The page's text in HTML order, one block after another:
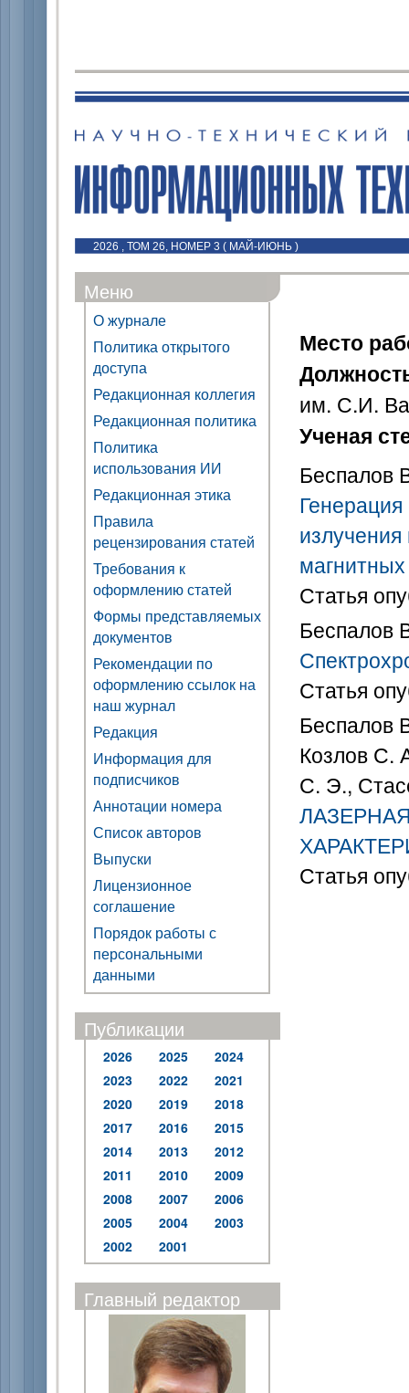
2026 , ТОМ 26, НОМЕР 3 ( МАЙ-ИЮНЬ )
Меню
О журнале
Политика открытого
доступа
Редакционная коллегия
Редакционная политика
Политика
использования ИИ
Редакционная этика
Правила
рецензирования статей
Требования к
оформлению статей
Формы представляемых
документов
Рекомендации по
оформлению ссылок на
наш журнал
Редакция
Информация для
подписчиков
Аннотации номера
Список авторов
Выпуски
Лицензионное
соглашение
Порядок работы с
персональными
данными
Публикации
2026 2025
2024
2023
2022
2021
2020
2019
2018
2017
2016
2015
2014
2013
2012
2011
2010
2009
2008
2007
2006
2005
2004
2003
2002
2001
Главный редактор
Место
им. С.И.
Ученая
Беспалов
Генерация
Статья
Статья
Беспалов
Козлов С.
С. Э.,
Статья